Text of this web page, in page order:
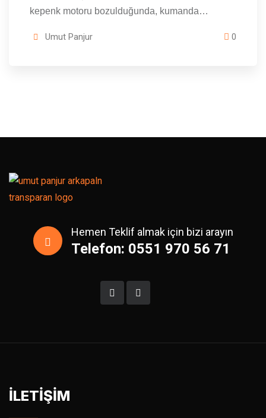
kepenk motoru bozulduğunda, kumanda…
Umut Panjur 0
Hemen Teklif almak için bizi arayın
Telefon: 0551 970 56 71
İLETİŞİM